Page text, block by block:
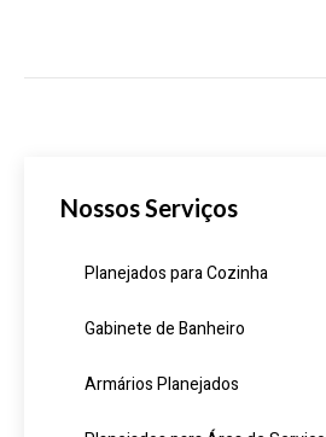
Nossos Serviços
Planejados para Cozinha
Gabinete de Banheiro
Armários Planejados